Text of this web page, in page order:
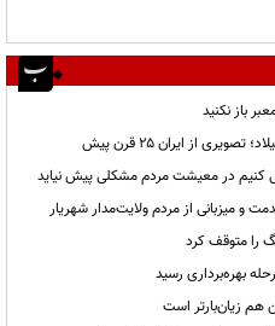
باز نکنید
می کنیم در معیشت مردم مشکلی پیش نیاید
را متوقف کرد
هم زیان‌بارتر است